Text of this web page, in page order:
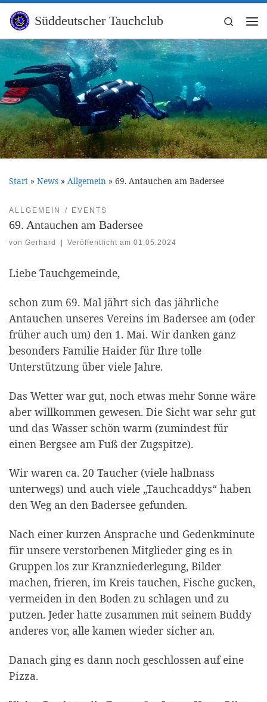
Zum Inhalt springen
Süddeutscher Tauchclub
Search
Start » News » Allgemein » 69. Antauchen am Badersee
ALLGEMEIN EVENTS
69. Antauchen am Badersee
von Gerhard Veröffentlicht am01.05.2024
Liebe Tauchgemeinde,
schon zum 69. Mal jährt sich das jährliche
Antauchen unseres Vereins im Badersee am (oder
früher auch um) den 1. Mai. Wir danken ganz
besonders Familie Haider für Ihre tolle
Unterstützung über viele Jahre.
Das Wetter war gut, noch etwas mehr Sonne wäre
aber willkommen gewesen. Die Sicht war sehr gut
und das Wasser schön warm (zumindest für
einen Bergsee am Fuß der Zugspitze).
Wir waren ca. 20 Taucher (viele halbnass
unterwegs) und auch viele „Tauchcaddys“ haben
den Weg an den Badersee gefunden.
Nach einer kurzen Ansprache und Gedenkminute
für unsere verstorbenen Mitglieder ging es in
Gruppen los zur Kranzniederlegung, Bilder
machen, frieren, im Kreis tauchen, Fische gucken,
vermeiden in den Boden zu schlagen und zu
putzen. Jeder hatte zusammen mit seinem Buddy
anderes vor, alle kamen wieder sicher an.
Danach ging es dann noch geschlossen auf eine
Pizza.